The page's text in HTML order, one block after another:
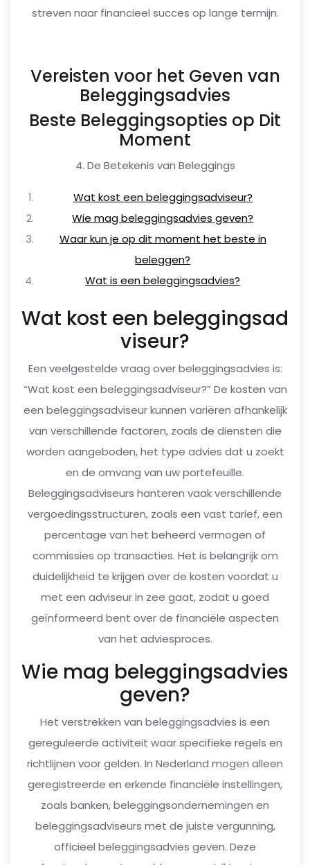
streven naar financieel succes op lange termijn.
Vereisten voor het Geven van
Beleggingsadvies
Beste Beleggingsopties op Dit
Moment
4. De Betekenis van Beleggings
Wat kost een beleggingsadviseur?
Wie mag beleggingsadvies geven?
Waar kun je op dit moment het beste in
beleggen?
Wat is een beleggingsadvies?
Wat kost een beleggingsad
viseur?
Een veelgestelde vraag over beleggingsadvies is:
“Wat kost een beleggingsadviseur?” De kosten van
een beleggingsadviseur kunnen variëren afhankelijk
van verschillende factoren, zoals de diensten die
worden aangeboden, het type advies dat u zoekt
en de omvang van uw portefeuille.
Beleggingsadviseurs hanteren vaak verschillende
vergoedingsstructuren, zoals een vast tarief, een
percentage van het beheerd vermogen of
commissies op transacties. Het is belangrijk om
duidelijkheid te krijgen over de kosten voordat u
met een adviseur in zee gaat, zodat u goed
geïnformeerd bent over de financiële aspecten
van het adviesproces.
Wie mag beleggingsadvies
geven?
Het verstrekken van beleggingsadvies is een
gereguleerde activiteit waar specifieke regels en
richtlijnen voor gelden. In Nederland mogen alleen
geregistreerde en erkende financiële instellingen,
zoals banken, beleggingsondernemingen en
beleggingsadviseurs met de juiste vergunning,
officieel beleggingsadvies geven. Deze